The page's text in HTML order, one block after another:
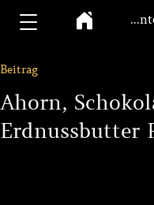
Mawoo
Beitrag
Ahorn,
Erdnussbutter